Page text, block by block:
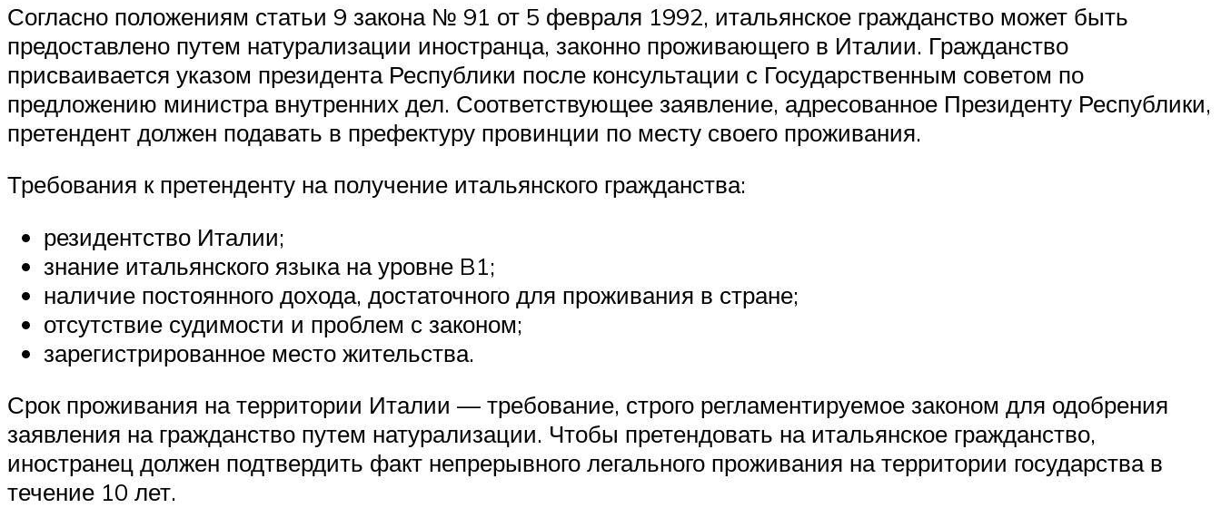
Согласно положениям статьи 9 закона № 91 от 5 февраля 1992, итальянское гражданство может быть
предоставлено путем натурализации иностранца, законно проживающего в Италии. Гражданство
присваивается указом президента Республики после консультации с Государственным советом по
предложению министра внутренних дел. Соответствующее заявление, адресованное Президенту Республики,
претендент должен подавать в префектуру провинции по месту своего проживания.
Требования к претенденту на получение итальянского гражданства:
резидентство Италии;
знание итальянского языка на уровне B1;
наличие постоянного дохода, достаточного для проживания в стране;
отсутствие судимости и проблем с законом;
зарегистрированное место жительства.
Срок проживания на территории Италии — требование, строго регламентируемое законом для одобрения
заявления на гражданство путем натурализации. Чтобы претендовать на итальянское гражданство,
иностранец должен подтвердить факт непрерывного легального проживания на территории государства в
течение 10 лет.